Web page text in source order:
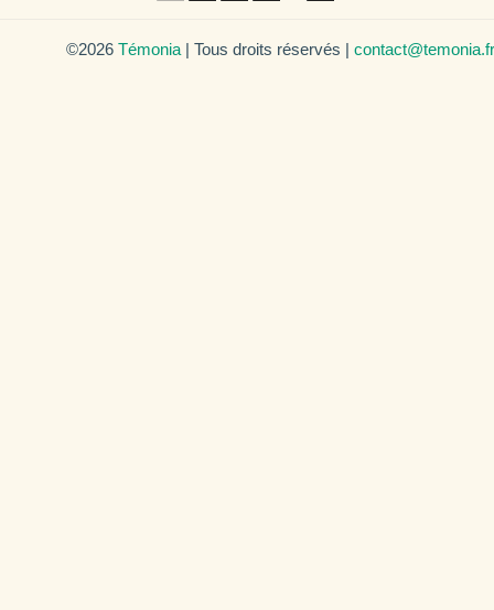
©2026 Témonia | Tous droits réservés | contact@temonia.fr